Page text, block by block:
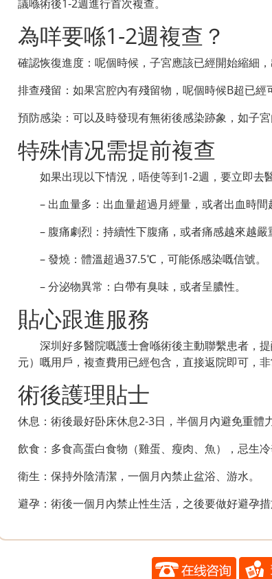
議喺術後1-2週進行首次複查。
為咩要喺1-2週複查？
確認恢復進度：呢個時候，子宮應該已經開始縮細
排查殘留：如果宮腔內有殘留物，呢個時候B超已經
預防感染：可以及時發現有無術後感染跡象，如子宮
特殊情况需提前複查
如果出現以下情況，唔使等到1-2週，要立即去
– 出血量多：出血量超過月經量，或者出血時間
– 腹痛劇烈：持續性下腹痛，或者痛感越來越嚴
– 發燒：體溫超過37.5℃，可能係感染嘅信號。
– 分泌物異常：白帶有臭味，或者呈膿性。
貼心跟進服務
深圳好多醫院嘅護士會喺術後主動聯繫患者，
元）嘅用戶，複查費用已經包含，直接返院即可，非
術後護理貼士
休息：術後最好卧床休息2-3日，半個月內避免重體力
飲食：多食高蛋白食物（雞蛋、瘦肉、魚），忌生冷
衛生：保持外陰清潔，一個月內禁止盆浴、游水。
避孕：術後一個月內禁止性生活，之後要做好避孕措